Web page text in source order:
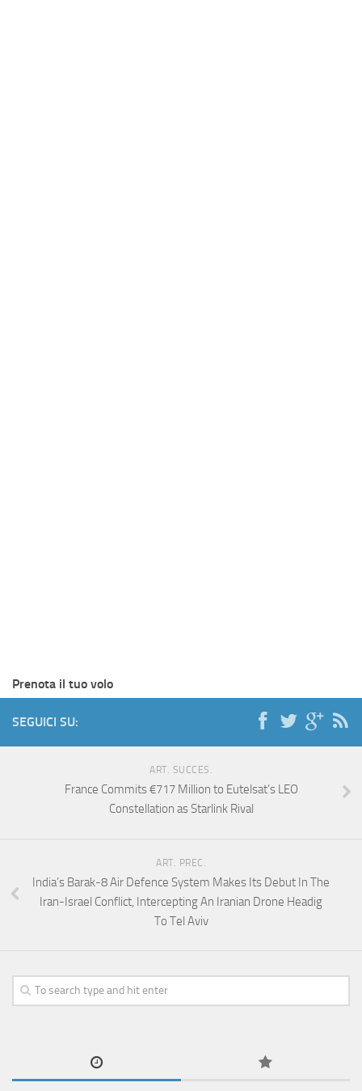
Prenota il tuo volo
SEGUICI SU:
ART. SUCCES.
France Commits €717 Million to Eutelsat’s LEO
Constellation as Starlink Rival
ART. PREC.
India’s Barak-8 Air Defence System Makes Its Debut In The
Iran-Israel Conflict, Intercepting An Iranian Drone Headig
To Tel Aviv